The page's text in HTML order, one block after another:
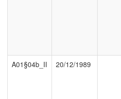
A01§04b_II
20/12/1989